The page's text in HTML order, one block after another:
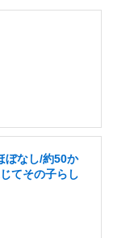
ぼなし/約50か
てその子らし